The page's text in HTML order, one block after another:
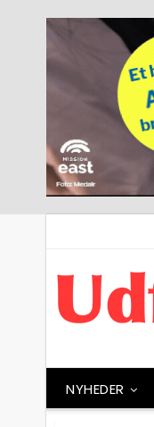
NYHEDER